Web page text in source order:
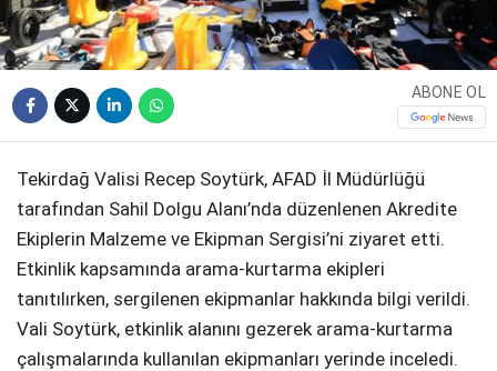
Facebook
Instagram
Youtube
ABONE OL
Tekirdağ Valisi Recep Soytürk, AFAD İl Müdürlüğü
tarafından Sahil Dolgu Alanı’nda düzenlenen Akredite
Ekiplerin Malzeme ve Ekipman Sergisi’ni ziyaret etti.
Etkinlik kapsamında arama-kurtarma ekipleri
tanıtılırken, sergilenen ekipmanlar hakkında bilgi verildi.
Vali Soytürk, etkinlik alanını gezerek arama-kurtarma
çalışmalarında kullanılan ekipmanları yerinde inceledi.